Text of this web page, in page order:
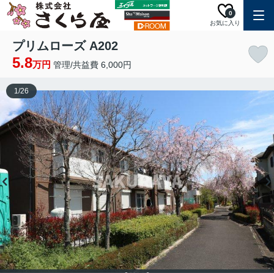
お気に入り
0
プリムローズ A202
5.8万円 管理/共益費 6,000円
1/26